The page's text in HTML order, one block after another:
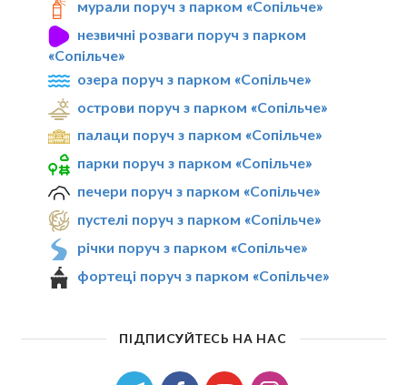
мурали поруч з парком «Сопільче»
незвичні розваги поруч з парком
«Сопільче»
озера поруч з парком «Сопільче»
острови поруч з парком «Сопільче»
палаци поруч з парком «Сопільче»
парки поруч з парком «Сопільче»
печери поруч з парком «Сопільче»
пустелі поруч з парком «Сопільче»
річки поруч з парком «Сопільче»
фортеці поруч з парком «Сопільче»
ПІДПИСУЙТЕСЬ НА НАС